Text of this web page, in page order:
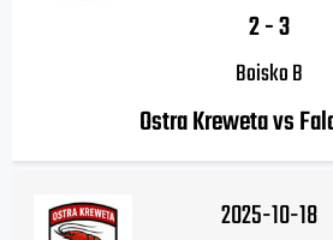
2-3
Boisko B
Ostra Kreweta vs
2025-10-18